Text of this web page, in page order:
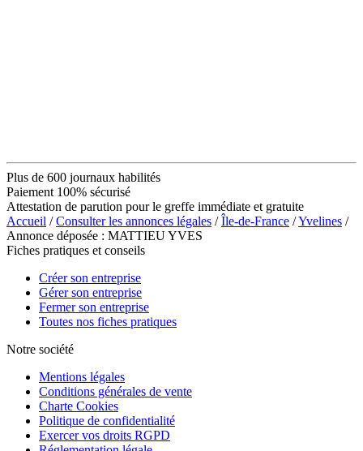
Plus de 600 journaux habilités
Paiement 100% sécurisé
Attestation de parution pour le greffe immédiate et gratuite
Accueil /Consulter les annonces légales /Île-de-France /Yvelines /
Annonce déposée : MATTIEU YVES
Fiches pratiques et conseils
Créer son entreprise
Gérer son entreprise
Fermer son entreprise
Toutes nos fiches pratiques
Notre société
Mentions légales
Conditions générales de vente
Charte Cookies
Politique de confidentialité
Exercer vos droits RGPD